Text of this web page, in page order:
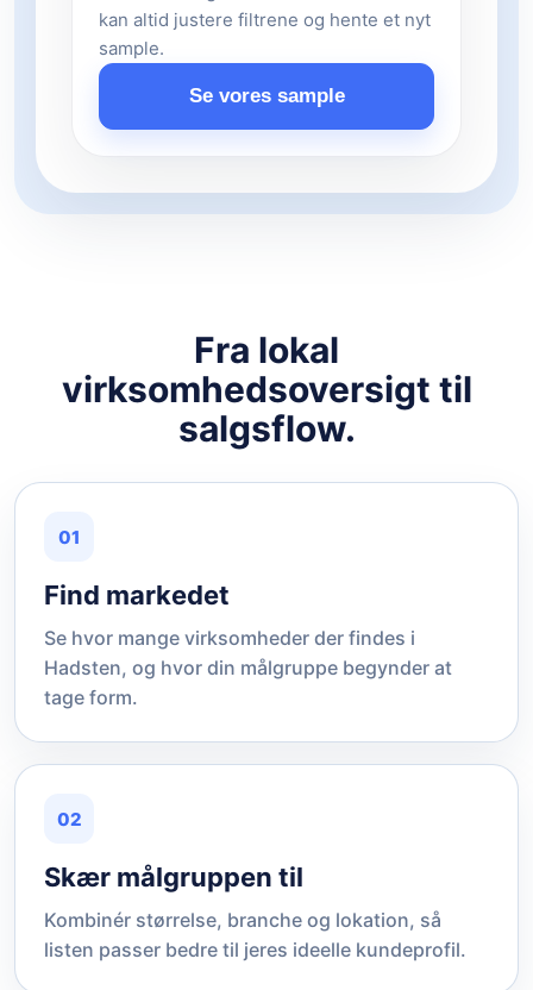
kan altid justere filtrene og hente et nyt
sample.
Se vores sample
Fra lokal
virksomhedsoversigt til
salgsflow.
01
Find markedet
Se hvor mange virksomheder der findes i
Hadsten, og hvor din målgruppe begynder at
tage form.
02
Skær målgruppen til
Kombinér størrelse, branche og lokation, så
listen passer bedre til jeres ideelle kundeprofil.